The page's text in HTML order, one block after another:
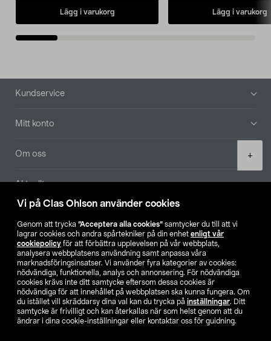
Vi på Clas Ohlson använder cookies
Genom att trycka ”Acceptera alla cookies” samtycker du till att vi
lagrar cookies och andra spårtekniker på din enhet enligt vår
cookiepolicy för att förbättra upplevelsen på vår webbplats,
analysera webbplatsens användning samt anpassa våra
marknadsföringsinsatser. Vi använder fyra kategorier av cookies:
nödvändiga, funktionella, analys och annonsering. För nödvändiga
cookies krävs inte ditt samtycke eftersom dessa cookies är
nödvändiga för att innehållet på webbplatsen ska kunna fungera. Om
du istället vill skräddarsy dina val kan du trycka på inställningar. Ditt
samtycke är frivilligt och kan återkallas när som helst genom att du
ändrar i dina cookie-inställningar eller kontaktar oss för guidning.
+
Lägg i varukorg Lägg i varukorg
Sidfot
Kundservice
Mitt konto
Om oss
Aktuellt
Hitta butik
SE NO FI